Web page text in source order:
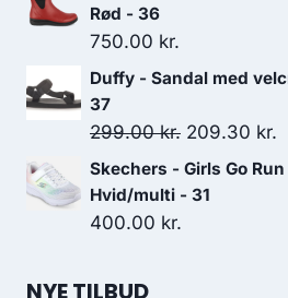
849.00 kr..
Rød - 36
750.00 kr.
Duffy - Sandal med
37
299.00kr. Den
oprindelige
pris
209.30 kr.
Skechers - Girls Go
Hvid/multi - 31
400.00 kr.